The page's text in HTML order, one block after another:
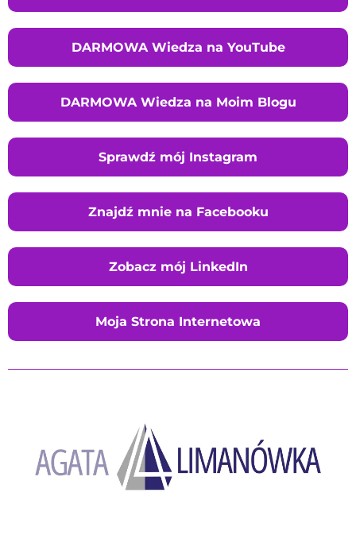
DARMOWA Wiedza na YouTube
DARMOWA Wiedza na Moim Blogu
Sprawdź mój Instagram
Znajdź mnie na Facebooku
Zobacz mój LinkedIn
Moja Strona Internetowa